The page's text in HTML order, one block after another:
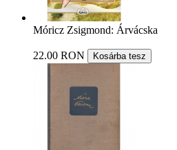
Móricz Zsigmond: Árvácska
22.00 RON Kosárba tesz